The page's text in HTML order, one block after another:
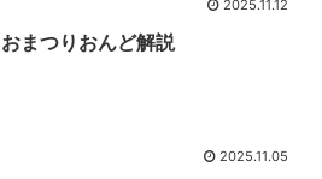
2025.11.12
おまつりおんど解説
2025.11.05